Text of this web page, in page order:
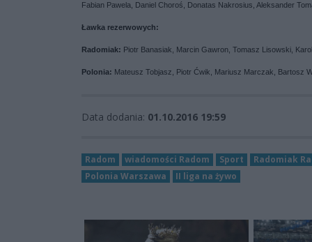
Fabian Pawela, Daniel Choroś, Donatas Nakrosius, Aleksander
Ławka rezerwowych:
Radomiak: Piotr Banasiak, Marcin Gawron, Tomasz Lisowski,
Polonia: Mateusz Tobjasz, Piotr Ćwik, Mariusz Marczak, Bartosz
Data dodania: 01.10.2016 19:59
Radom wiadomości Radom Sport Radomiak
Polonia Warszawa
II liga na żywo